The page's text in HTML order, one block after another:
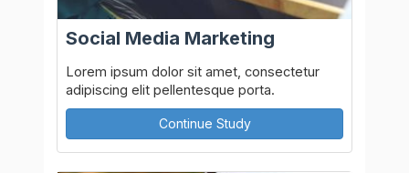
Social Media Marketing
Lorem ipsum dolor sit amet, consectetur
adipiscing elit pellentesque porta.
Continue Study